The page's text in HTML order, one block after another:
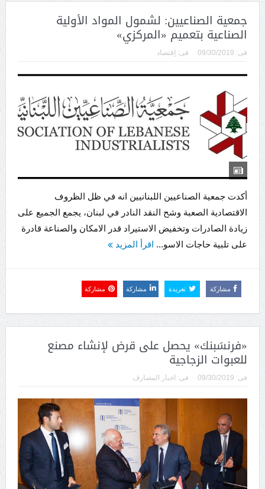
جمعية الصناعيين: لشمول المواد الأولية
الصناعية بتعميم «المركزي»
فى: 09/30/2019 فى: إقتصاد
أكدت جمعية الصناعيين اللبنانيين انه في ظل الظروف
الاقتصادية الصعبة وشح النقد النادر في لبنان، يجمع الجميع على
زيادة الصادرات وتخفيض الاستيراد قدر الامكان والصناعة قادرة
على تلبية حاجات الاسو... اقرأ المزيد
مشاركة تغريدة مشاركة مشاركة
«فرنسَبنك» يحصل على قرض لإنشاء مصنع
للعبوات الزجاجية
فى: 09/30/2019 فى: اخبار المصارف